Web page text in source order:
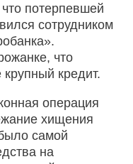
потерпевшей
сотрудником
что
кредит.
операция
хищения
самой
на